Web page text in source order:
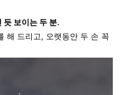
듯 보이는 두 분.
해 드리고, 오랫동안 두 손 꼭